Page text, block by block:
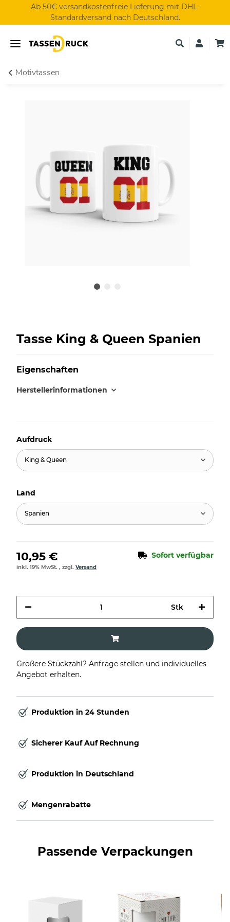
Ab 50€ versandkostenfreie Lieferung mit DHL-
Standardversand nach Deutschland.
Motivtassen
Tasse King & Queen Spanien
Eigenschaften
Herstellerinformationen
Aufdruck
King & Queen
Land
Spanien
10,95 € Sofort verfügbar
inkl. 19% MwSt. , zzgl. Versand
Stk
Größere Stückzahl? Anfrage stellen und individuelles
Angebot erhalten.
Produktion in 24 Stunden
Sicherer Kauf Auf Rechnung
Produktion in Deutschland
Mengenrabatte
Passende Verpackungen